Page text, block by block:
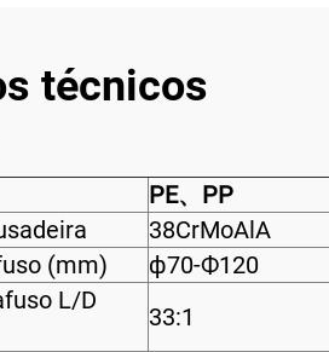
técnicos
PE、PP
38CrMoAlA
(mm)
ф70-Ф120
L/D
33:1